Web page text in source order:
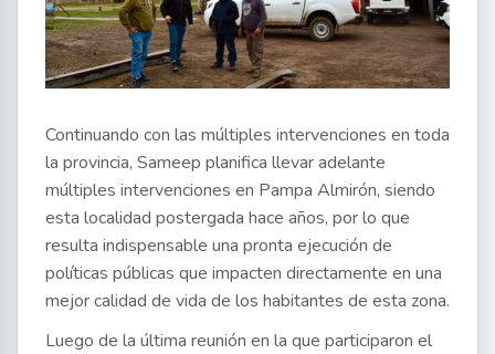
Continuando con las múltiples intervenciones en toda
la provincia, Sameep planifica llevar adelante
múltiples intervenciones en Pampa Almirón, siendo
esta localidad postergada hace años, por lo que
resulta indispensable una pronta ejecución de
políticas públicas que impacten directamente en una
mejor calidad de vida de los habitantes de esta zona.
Luego de la última reunión en la que participaron el